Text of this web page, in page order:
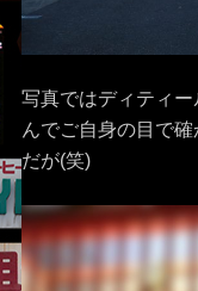
写真ではディティ
んでご自身の目で
だが(笑)